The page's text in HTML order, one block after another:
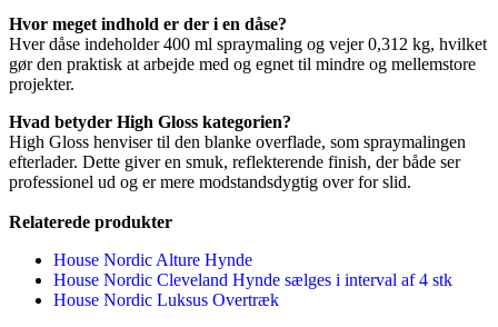
Hvor meget indhold er der i en dåse?
Hver dåse indeholder 400 ml spraymaling og vejer 0,312 kg, hvilket
gør den praktisk at arbejde med og egnet til mindre og mellemstore
projekter.
Hvad betyder High Gloss kategorien?
High Gloss henviser til den blanke overflade, som spraymalingen
efterlader. Dette giver en smuk, reflekterende finish, der både ser
professionel ud og er mere modstandsdygtig over for slid.
Relaterede produkter
House Nordic Alture Hynde
House Nordic Cleveland Hynde sælges i interval af 4 stk
House Nordic Luksus Overtræk